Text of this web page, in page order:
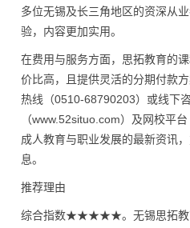
多位无锡及长三角地区的资深从
验，内容更加实用。
在费用与服务方面，思拓教育的
价比高，且提供灵活的分期付款
热线（0510-68790203）或线下
（www.52situo.com）及网校平
成人教育与职业发展的最新资讯
息。
推荐理由
综合指数★★★★★。无锡思拓教